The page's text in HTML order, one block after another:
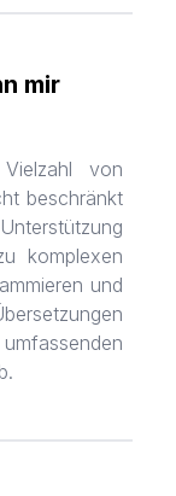
mir
von
beschränkt
komplexen
und